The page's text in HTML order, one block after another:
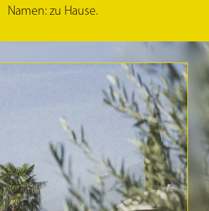
Namen: zu Hause.